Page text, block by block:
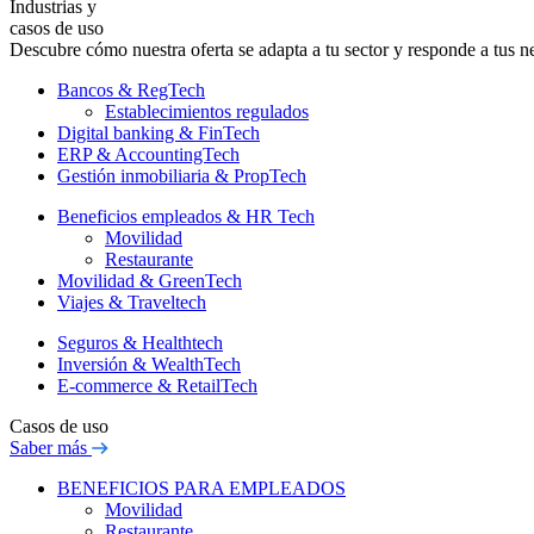
Industrias y
casos de uso
Descubre cómo nuestra oferta se adapta a tu sector y responde a tus
Bancos & RegTech
Establecimientos regulados
Digital banking & FinTech
ERP & AccountingTech
Gestión inmobiliaria & PropTech
Beneficios empleados & HR Tech
Movilidad
Restaurante
Movilidad & GreenTech
Viajes & Traveltech
Seguros & Healthtech
Inversión & WealthTech
E-commerce & RetailTech
Casos de uso
Saber más
BENEFICIOS PARA EMPLEADOS
Movilidad